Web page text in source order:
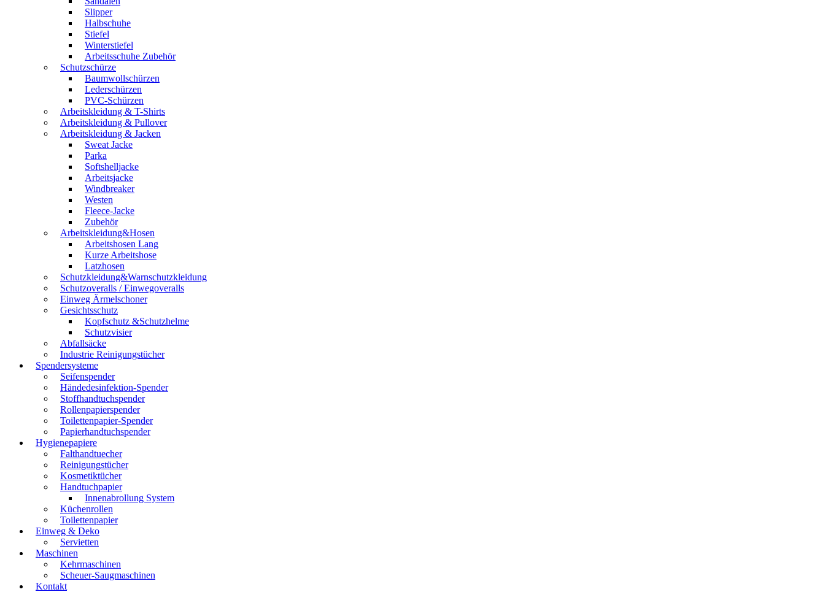
Slipper
Halbschuhe
Stiefel
Winterstiefel
Arbeitsschuhe Zubehör
Schutzschürze
Baumwollschürzen
Lederschürzen
PVC-Schürzen
Arbeitskleidung & T-Shirts
Arbeitskleidung & Pullover
Arbeitskleidung & Jacken
Sweat Jacke
Parka
Softshelljacke
Arbeitsjacke
Windbreaker
Westen
Fleece-Jacke
Zubehör
Arbeitskleidung&Hosen
Arbeitshosen Lang
Kurze Arbeitshose
Latzhosen
Schutzkleidung&Warnschutzkleidung
Schutzoveralls / Einwegoveralls
Einweg Ärmelschoner
Gesichtsschutz
Kopfschutz &Schutzhelme
Schutzvisier
Abfallsäcke
Industrie Reinigungstücher
Spendersysteme
Seifenspender
Händedesinfektion-Spender
Stoffhandtuchspender
Rollenpapierspender
Toilettenpapier-Spender
Papierhandtuchspender
Hygienepapiere
Falthandtuecher
Reinigungstücher
Kosmetiktücher
Handtuchpapier
Innenabrollung System
Küchenrollen
Toilettenpapier
Einweg & Deko
Servietten
Maschinen
Kehrmaschinen
Scheuer-Saugmaschinen
Kontakt